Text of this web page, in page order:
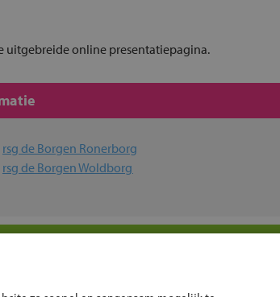
uitgebreide online presentatiepagina.
rsg de Borgen Ronerborg
rsg de Borgen Woldborg